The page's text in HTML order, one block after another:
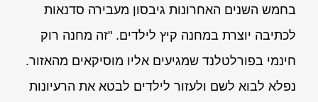
בחמש השנים האחרונות גיבסון מעבירה סדנאות
לכתיבה יוצרת במחנה קיץ לילדים. "זה מחנה רוק
חינמי בפורלטלנד שמגיעים אליו מוסיקאים מהאזור.
נפלא לבוא לשם ולעזור לילדים לבטא את הרעיונות